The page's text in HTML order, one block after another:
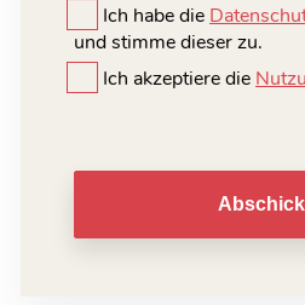
Ich habe die
und stimme dieser zu.
Ich akzeptiere die